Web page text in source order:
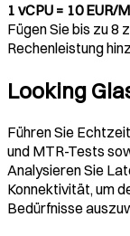
1 vCPU = 10 EUR/
Fügen Sie bis zu 8
Rechenleistung
Looking
Führen Sie
und MTR-Tests
Analysieren Sie
Konnektivität, um
Bedürfnisse